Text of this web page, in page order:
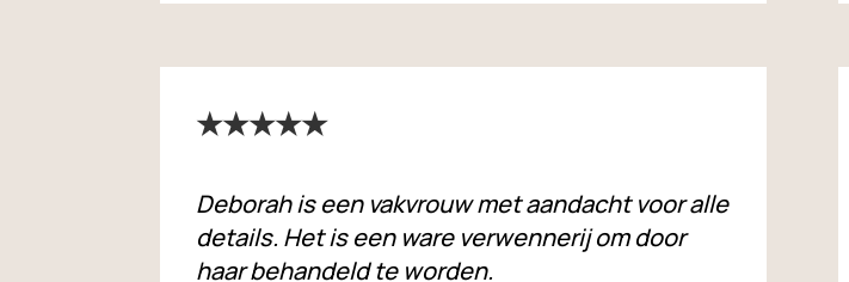
★★★★★
Deborah is een vakvrouw met aandacht voor alle
details. Het is een ware verwennerij om door
haar behandeld te worden.